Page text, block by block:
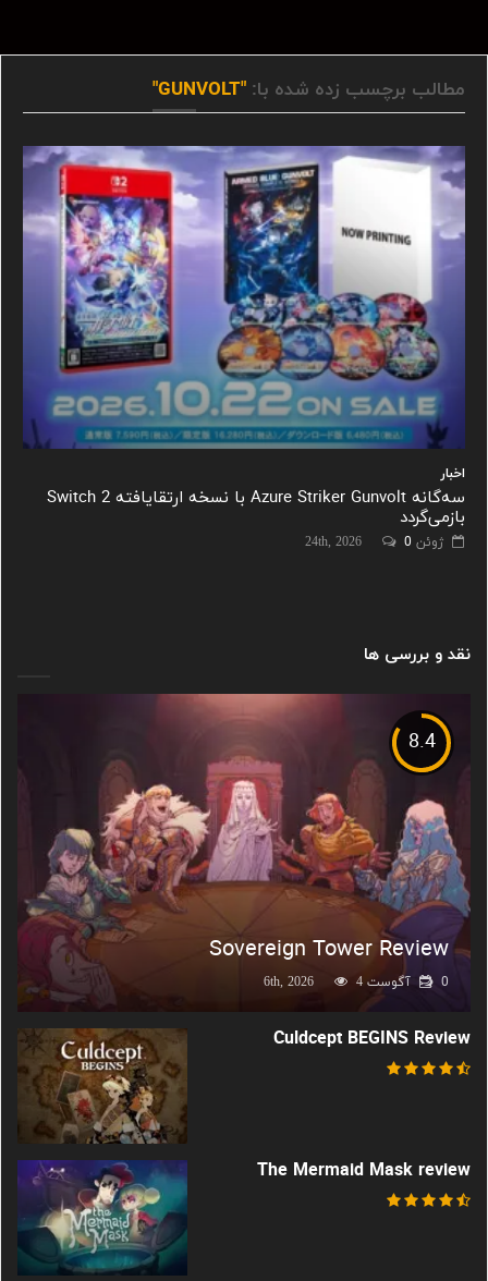
مطالب برچسب زده شده با: "GUNVOLT"
اخبار
سه‌گانه Azure Striker Gunvolt با نسخه ارتقایافته Switch 2
بازمی‌گردد
ژوئن 24th, 2026 0
نقد و بررسی ها
8.4
Sovereign Tower Review
آگوست 6th, 2026 4 0
Culdcept BEGINS Review
The Mermaid Mask review